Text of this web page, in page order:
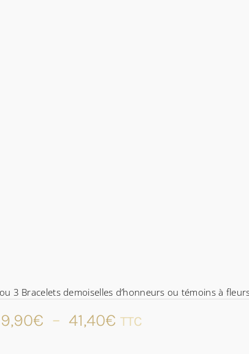
3 Bracelets demoiselles d’honneurs ou témoins à
€ – 41,40€ Plage
TTC